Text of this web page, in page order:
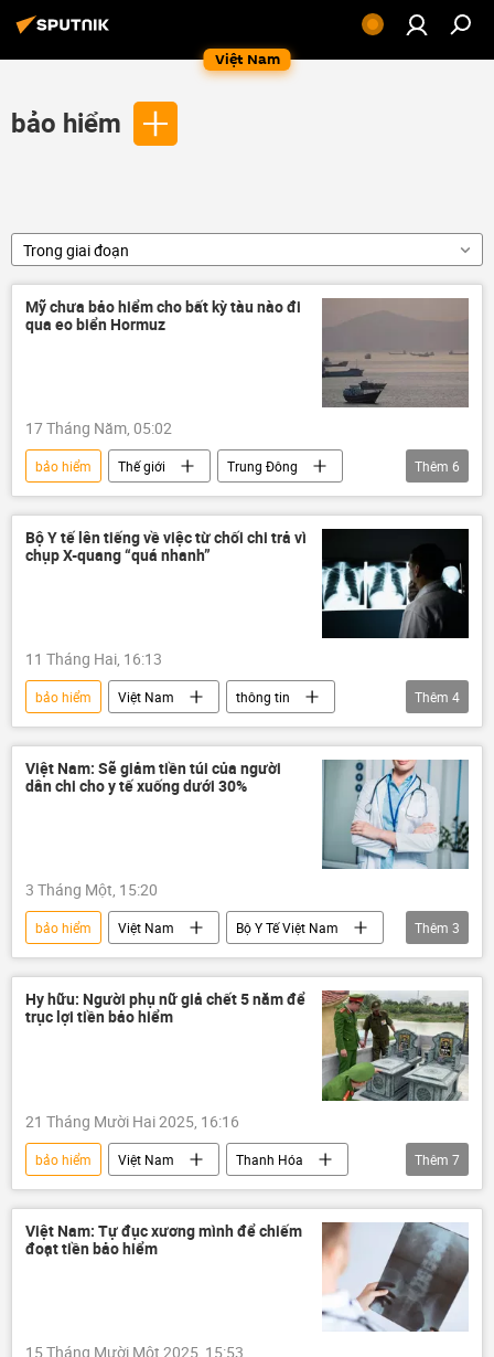
Việt Nam
bảo hiểm
Trong giai đoạn
Mỹ chưa bảo hiểm cho bất kỳ tàu nào đi
qua eo biển Hormuz
17 Tháng Năm, 05:02
bảo hiểm Thế giới
Trung Đông
Xung đột Mỹ-Iran
eo biển Hormuz
Hoa Kỳ
Iran
tàu chở hàng
thương mại
Thêm 6
Bộ Y tế lên tiếng về việc từ chối chi trả vì
chụp X-quang “quá nhanh”
11 Tháng Hai, 16:13
bảo hiểm Việt Nam
thông tin
y tế
Bộ Y Tế Việt Nam
Xã hội
Sức khoẻ
Thêm 4
Việt Nam: Sẽ giảm tiền túi của người
dân chi cho y tế xuống dưới 30%
3 Tháng Một, 15:20
bảo hiểm Việt Nam
Bộ Y Tế Việt Nam
y tế
thông tin chữa bệnh
Thêm 3
Hy hữu: Người phụ nữ giả chết 5 năm để
trục lợi tiền bảo hiểm
21 Tháng Mười Hai 2025, 16:16
bảo hiểm Việt Nam
Thanh Hóa
CAND
Pháp luật
công an
Công an Thanh Hóa
cảnh sát
luật hình sự
Thêm 7
Việt Nam: Tự đục xương mình để chiếm
đoạt tiền bảo hiểm
15 Tháng Mười Một 2025, 15:53